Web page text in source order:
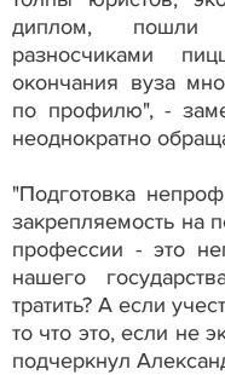
диплом, пошли
разносчиками
окончания вуза
по профилю", -
неоднократно
"Подготовка
закрепляемость на
профессии - это
нашего
тратить? А если
то что это, если не
подчеркнул